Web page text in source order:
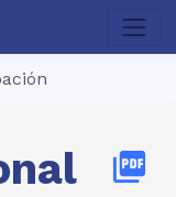
picture_as_pdf